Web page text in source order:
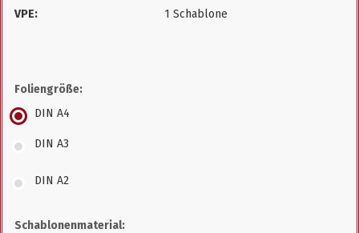
VPE:
1 Schablone
Foliengröße:
DIN A4
DIN A3
DIN A2
Schablonenmaterial: